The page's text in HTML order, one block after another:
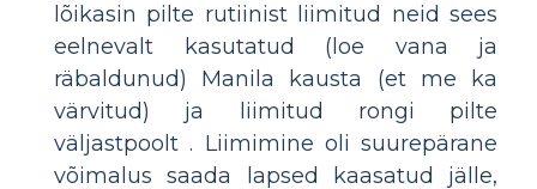
lõikasin pilte rutiinist liimitud neid sees
eelnevalt kasutatud (loe vana ja
räbaldunud) Manila kausta (et me ka
värvitud) ja liimitud rongi pilte
väljastpoolt . Liimimine oli suurepärane
võimalus saada lapsed kaasatud jälle,